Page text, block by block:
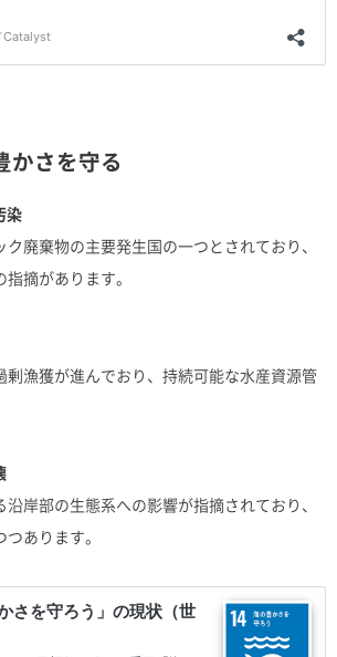
かさを守る
染
廃棄物の主要発生国の一つとされており、
摘があります。
剰漁獲が進んでおり、持続可能な水産資源管
岸部の生態系への影響が指摘されており、
あります。